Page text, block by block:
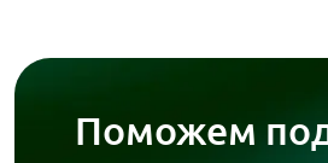
Поможем